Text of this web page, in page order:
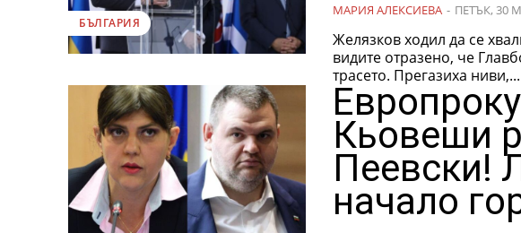
БЪЛГАРИЯ
МАРИЯ АЛЕКСИЕВА - ПЕТЪК, 30
Желязков ходил да се
видите отразено, че
трасето. Прегазиха ниви,...
Кьовеши
Пеевски!
начало